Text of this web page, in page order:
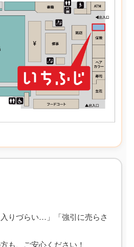
入りづらい…」「強引に売らさ
も、ご安心ください！